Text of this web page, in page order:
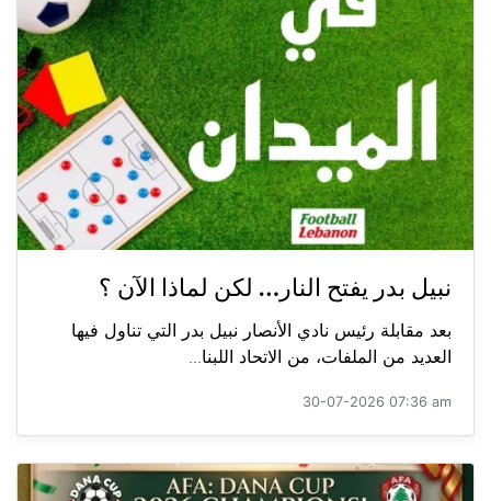
نبيل بدر يفتح النار… لكن لماذا الآن ؟
بعد مقابلة رئيس نادي الأنصار نبيل بدر التي تناول فيها
العديد من الملفات، من الاتحاد اللبنا...
30-07-2026 07:36 am